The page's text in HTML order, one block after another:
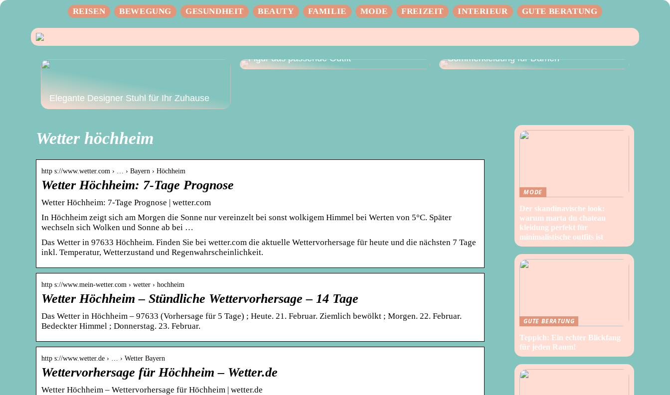
REISEN BEWEGUNG GESUNDHEIT BEAUTY FAMILIE MODE FREIZEIT INTERIEUR GUTE BERATUNG
Elegante Designer Stuhl für Ihr Zuhause
Figur das passende Outfit
Sommerkleidung für Damen
Wetter höchheim
http s://www.wetter.com › … › Bayern › Höchheim
Wetter Höchheim: 7-Tage Prognose
Wetter Höchheim: 7-Tage Prognose | wetter.com
In Höchheim zeigt sich am Morgen die Sonne nur vereinzelt bei sonst wolkigem Himmel bei Werten von 5°C. Später
wechseln sich Wolken und Sonne ab bei …
Das Wetter in 97633 Höchheim. Finden Sie bei wetter.com die aktuelle Wettervorhersage für heute und die nächsten 7 Tage
inkl. Temperatur, Wetterzustand und Regenwahrscheinlichkeit.
http s://www.mein-wetter.com › wetter › hochheim
Wetter Höchheim – Stündliche Wettervorhersage – 14 Tage
Das Wetter in Höchheim – 97633 (Vorhersage für 5 Tage) ; Heute. 21. Februar. Ziemlich bewölkt ; Morgen. 22. Februar.
Bedeckter Himmel ; Donnerstag. 23. Februar.
http s://www.wetter.de › … › Wetter Bayern
Wettervorhersage für Höchheim – Wetter.de
Wetter Höchheim – Wettervorhersage für Höchheim | wetter.de
MODE
Der skandinavische look:
warum marta du chateau
kleidung perfekt für
minimalistische outfits ist
GUTE BERATUNG
Teppich: Ein echter Blickfang
für jeden Raum!